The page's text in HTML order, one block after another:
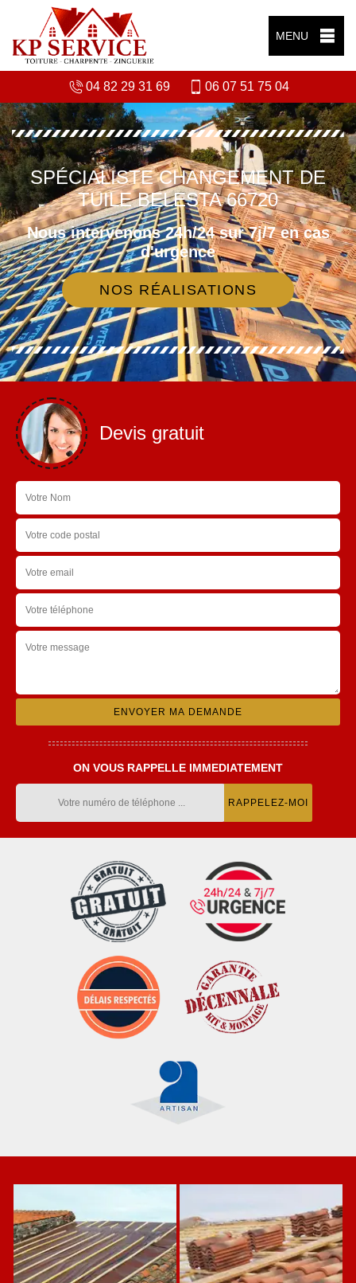
MENU
04 82 29 31 69 06 07 51 75 04
SPÉCIALISTE CHANGEMENT DE
TUILE BELESTA 66720
Nous intervenons 24h/24 sur 7j/7 en cas
d'urgence
NOS RÉALISATIONS
Devis gratuit
ON VOUS RAPPELLE IMMEDIATEMENT